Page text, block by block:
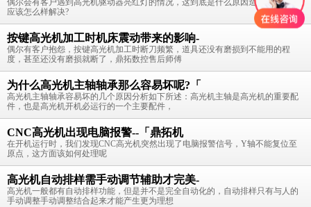
偶尔会有客户遇到高光机驱动器亮红灯的情况，这到底是什么原因造成的呢，又
应该怎么样解决?
按键高光机加工时机床震动带来的影响-
偶尔有客户抱怨，按键高光机加工时断刀频繁，道具还没有磨损到不能用的程
度，甚至还没有磨损就断了，鼎拓数控售后师傅
为什么高光机主轴轴承那么容易坏呢?「
高光机主轴轴承容易坏的几个原因分析如下所述：高光机主轴是高光机的重要配
件，也是高光机开机必运行的一个主要配件，
CNC高光机出现电脑报警--「鼎拓机
在开机运行时，我们发现CNC高光机突然出现了电脑报警信号，Y轴不能复位至
原点，这方面该如何处理呢
高光机自动排样需手动调节辅助才完美-
高光机一般都有自动排样功能，但是并不是完全自动化的，自动排样只有与人的
手动调整手动调整结合起来才能产生更为理想